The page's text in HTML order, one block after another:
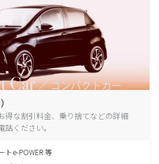
得な割引料金、乗り捨てなどの詳細
ください。
トe-POWER 等